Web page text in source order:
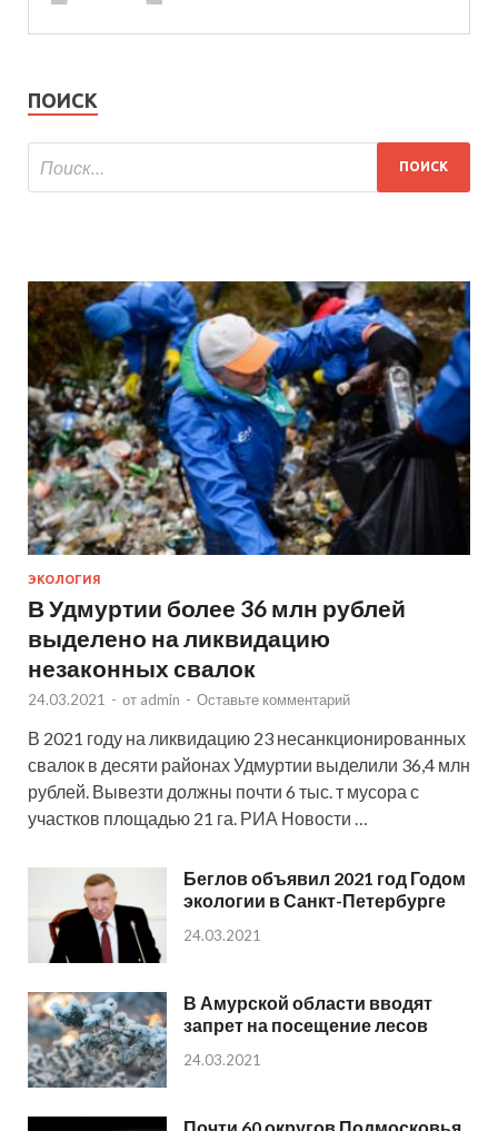
ПОИСК
ЭКОЛОГИЯ
В Удмуртии более 36 млн рублей
выделено на ликвидацию
незаконных свалок
24.03.2021 - от admin - Оставьте комментарий
В 2021 году на ликвидацию 23 несанкционированных
свалок в десяти районах Удмуртии выделили 36,4 млн
рублей. Вывезти должны почти 6 тыс. т мусора с
участков площадью 21 га. РИА Новости …
Беглов объявил 2021 год Годом
экологии в Санкт-Петербурге
24.03.2021
В Амурской области вводят
запрет на посещение лесов
24.03.2021